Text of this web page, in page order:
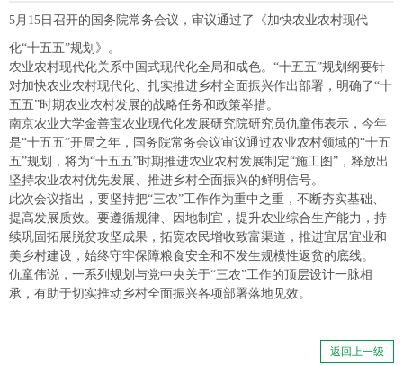
5月15日召开的国务院常务会议，审议通过了《加快农业农村现代
化“十五五”规划》。
农业农村现代化关系中国式现代化全局和成色。“十五五”规划纲要针
对加快农业农村现代化、扎实推进乡村全面振兴作出部署，明确了“十
五五”时期农业农村发展的战略任务和政策举措。
南京农业大学金善宝农业现代化发展研究院研究员仇童伟表示，今年
是“十五五”开局之年，国务院常务会议审议通过农业农村领域的“十五
五”规划，将为“十五五”时期推进农业农村发展制定“施工图”，释放出
坚持农业农村优先发展、推进乡村全面振兴的鲜明信号。
此次会议指出，要坚持把“三农”工作作为重中之重，不断夯实基础、
提高发展质效。要遵循规律、因地制宜，提升农业综合生产能力，持
续巩固拓展脱贫攻坚成果，拓宽农民增收致富渠道，推进宜居宜业和
美乡村建设，始终守牢保障粮食安全和不发生规模性返贫的底线。
仇童伟说，一系列规划与党中央关于“三农”工作的顶层设计一脉相
承，有助于切实推动乡村全面振兴各项部署落地见效。
返回上一级